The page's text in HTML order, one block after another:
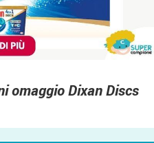
omaggio Dixan Discs